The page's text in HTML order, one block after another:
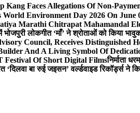
Kang Faces Allegations Of Non-
Environment Day 2026 On
Marathi Chitrapat Mahamandal
भोजपुरी लोकगीत ‘माँ’ ने श्रोताओं को किया
Council, Receives
And A Living Symbol Of
Festival Of Short Digital Filmsनिर्माता
बा रुई जइसन’ वर्ल्डवाइड रिकॉर्ड्स ने